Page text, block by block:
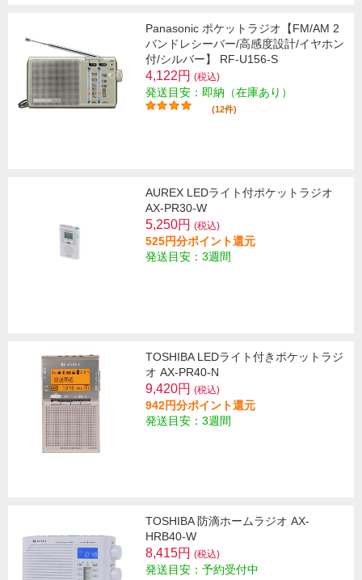
Panasonic ポケットラジオ【FM/AM 2
バンドレシーバー/高感度設計/イヤホン
付/シルバー】 RF-U156-S
4,122円 (税込)
発送目安：即納（在庫あり）
(12件)
AUREX LEDライト付ポケットラジオ
AX-PR30-W
5,250円 (税込)
525円分ポイント還元
発送目安：3週間
TOSHIBA LEDライト付きポケットラジ
オ AX-PR40-N
9,420円 (税込)
942円分ポイント還元
発送目安：3週間
TOSHIBA 防滴ホームラジオ AX-
HRB40-W
8,415円 (税込)
発送目安：予約受付中